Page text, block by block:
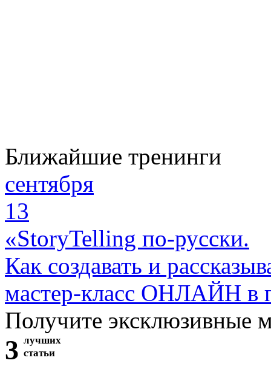
Ближайшие тренинги
сентября
13
«StoryTelling по-русски.
Как создавать и
мастер-класс ОНЛАЙН в
Получите эксклюзивные
3 лучших
статьи